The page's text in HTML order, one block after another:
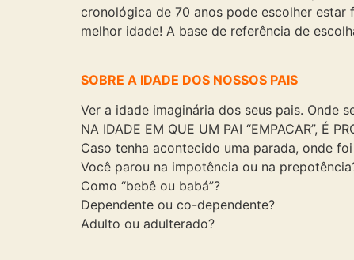
cronológica de 70 anos pode escolher
melhor idade! A base de referência de
SOBRE A IDADE DOS NOSSOS PAIS
Ver a idade imaginária dos seus pais. Onde
NA IDADE EM QUE UM PAI “EMPACAR”, É
Caso tenha acontecido uma parada, onde
Você parou na impotência ou na
Como “bebê ou babá”?
Dependente ou co-dependente?
Adulto ou adulterado?